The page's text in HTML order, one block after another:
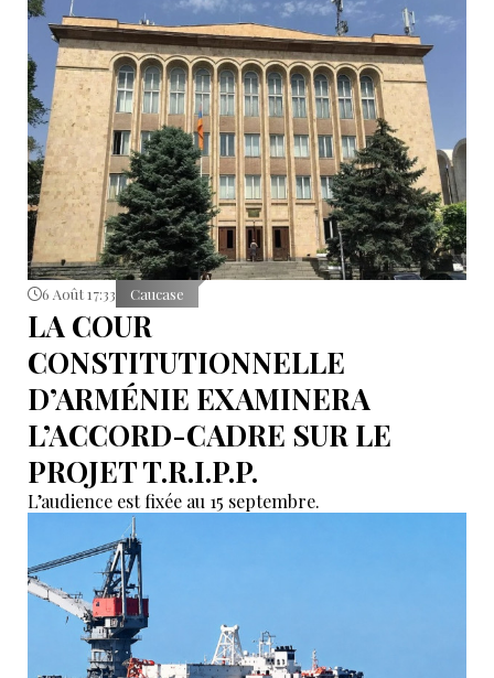
6 Août 17:33 Caucase
LA COUR
CONSTITUTIONNELLE
D’ARMÉNIE EXAMINERA
L’ACCORD-CADRE SUR LE
PROJET T.R.I.P.P.
L’audience est fixée au 15 septembre.